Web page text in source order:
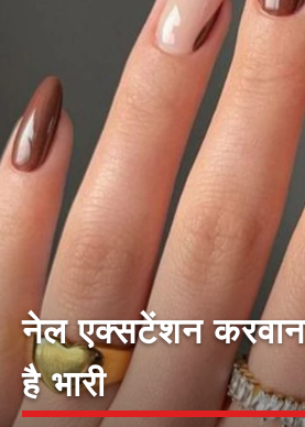
नेल एक्सटेंशन
है भारी